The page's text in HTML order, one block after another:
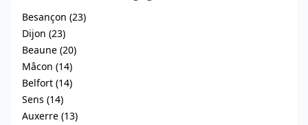
Besançon (23)
Dijon (23)
Beaune (20)
Mâcon (14)
Belfort (14)
Sens (14)
Auxerre (13)